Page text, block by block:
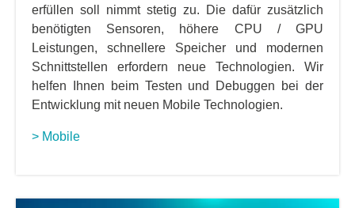
erfüllen soll nimmt stetig zu. Die dafür zusätzlich
benötigten Sensoren, höhere CPU / GPU
Leistungen, schnellere Speicher und modernen
Schnittstellen erfordern neue Technologien. Wir
helfen Ihnen beim Testen und Debuggen bei der
Entwicklung mit neuen Mobile Technologien.
> Mobile